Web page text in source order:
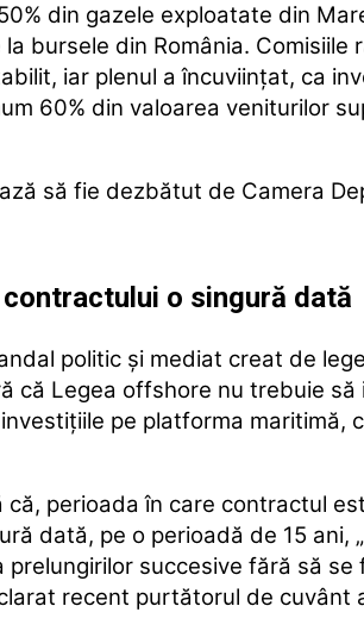
din gazele exploatate din
bursele din România. Comisiile
iar plenul a încuviinţat, ca
60% din valoarea veniturilor
să fie dezbătut de Camera
o singură dată
politic și mediat creat de
că Legea offshore nu trebuie
pe platforma maritimă,
că, perioada în care contractul
dată, pe o perioadă de 15 ani,
prelungirilor succesive fără să se
recent purtătorul de cuvânt